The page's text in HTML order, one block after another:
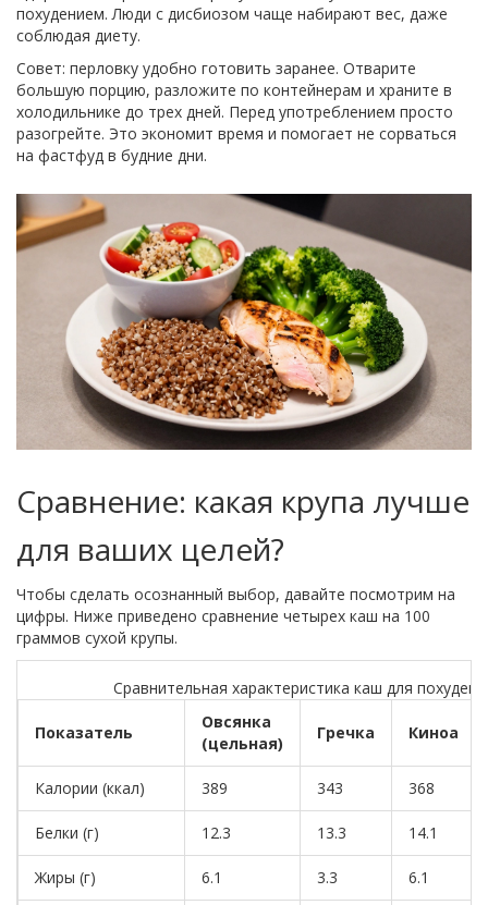
похудением. Люди с дисбиозом чаще набирают вес, даже
соблюдая диету.
Совет: перловку удобно готовить заранее. Отварите
большую порцию, разложите по контейнерам и храните в
холодильнике до трех дней. Перед употреблением просто
разогрейте. Это экономит время и помогает не сорваться
на фастфуд в будние дни.
Сравнение: какая крупа лучше
для ваших целей?
Чтобы сделать осознанный выбор, давайте посмотрим на
цифры. Ниже приведено сравнение четырех каш на 100
граммов сухой крупы.
Сравнительная характеристика каш для
Показатель
Овсянка
(цельная)
Гречка Киноа
Калории (ккал) 389 343 368
Белки (г) 12.3 13.3 14.1
Жиры (г) 6.1 3.3 6.1